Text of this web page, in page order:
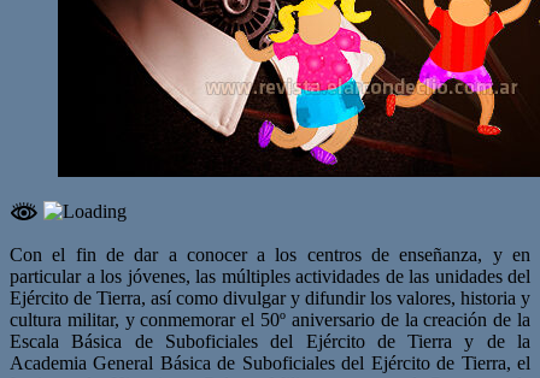
Con el fin de dar a conocer a los centros de enseñanza, y en
particular a los jóvenes, las múltiples actividades de las unidades del
Ejército de Tierra, así como divulgar y difundir los valores, historia y
cultura militar, y conmemorar el 50º aniversario de la creación de la
Escala Básica de Suboficiales del Ejército de Tierra y de la
Academia General Básica de Suboficiales del Ejército de Tierra, el